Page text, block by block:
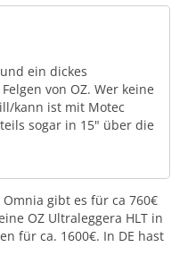
ein dickes
von OZ. Wer keine
kann ist mit Motec
sogar in 15" über die
gibt es für ca 760€
OZ Ultraleggera HLT in
für ca. 1600€. In DE hast